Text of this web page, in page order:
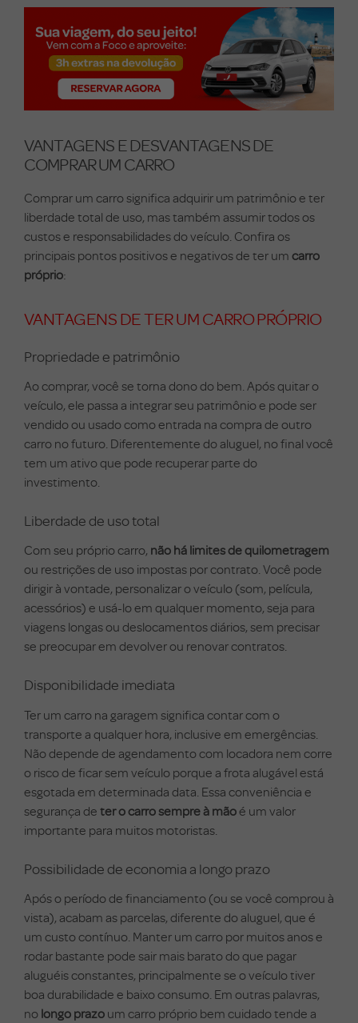
VANTAGENS E DESVANTAGENS DE
COMPRAR UM CARRO
Comprar um carro significa adquirir um patrimônio e ter
liberdade total de uso, mas também assumir todos os
custos e responsabilidades do veículo. Confira os
principais pontos positivos e negativos de ter um carro
próprio:
VANTAGENS DE TER UM CARRO PRÓPRIO
Propriedade e patrimônio
Ao comprar, você se torna dono do bem. Após quitar o
veículo, ele passa a integrar seu patrimônio e pode ser
vendido ou usado como entrada na compra de outro
carro no futuro. Diferentemente do aluguel, no final você
tem um ativo que pode recuperar parte do
investimento.
Liberdade de uso total
Com seu próprio carro, não há limites de quilometragem
ou restrições de uso impostas por contrato. Você pode
dirigir à vontade, personalizar o veículo (som, película,
acessórios) e usá-lo em qualquer momento, seja para
viagens longas ou deslocamentos diários, sem precisar
se preocupar em devolver ou renovar contratos.
Disponibilidade imediata
Ter um carro na garagem significa contar com o
transporte a qualquer hora, inclusive em emergências.
Não depende de agendamento com locadora nem corre
o risco de ficar sem veículo porque a frota alugável está
esgotada em determinada data. Essa conveniência e
segurança de ter o carro sempre à mãoé um valor
importante para muitos motoristas.
Possibilidade de economia a longo prazo
Após o período de financiamento (ou se você comprou à
vista), acabam as parcelas, diferente do aluguel, que é
um custo contínuo. Manter um carro por muitos anos e
rodar bastante pode sair mais barato do que pagar
aluguéis constantes, principalmente se o veículo tiver
boa durabilidade e baixo consumo. Em outras palavras,
no longo prazo um carro próprio bem cuidado tende a